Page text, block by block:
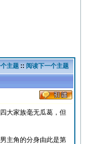
主题 :: 阅读下一个主题
大家族毫无瓜葛，但
主角的分身由此是第